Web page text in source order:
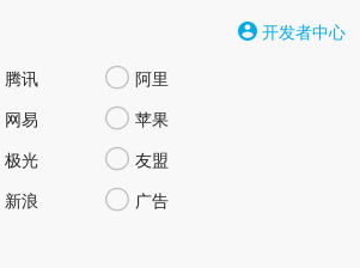
开发者中心
腾讯  阿里
网易  苹果
极光  友盟
新浪  广告